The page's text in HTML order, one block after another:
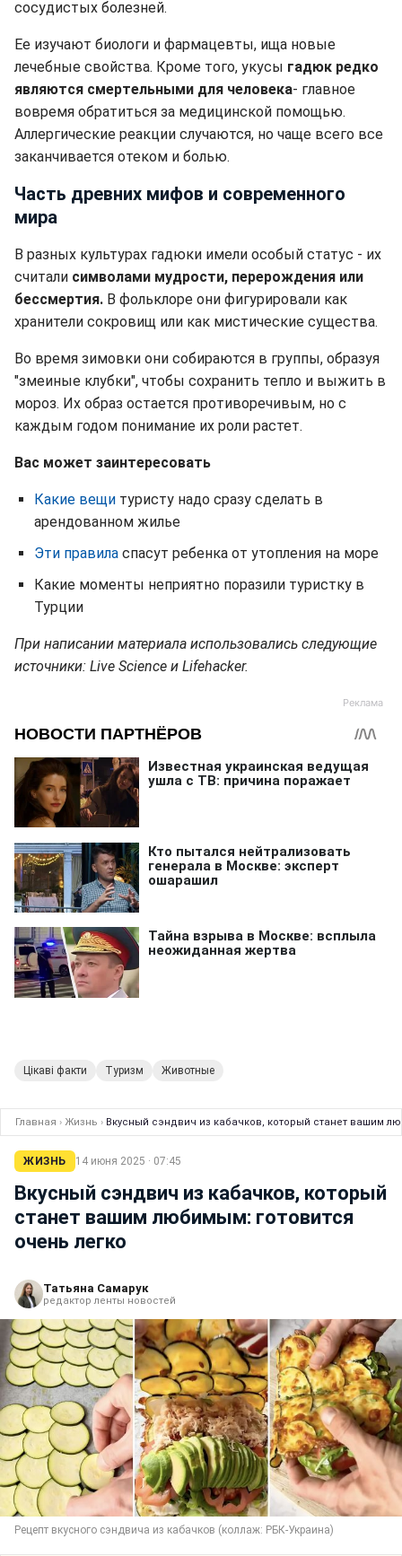
сосудистых болезней.
Ее изучают биологи и фармацевты, ища новые
лечебные свойства. Кроме того, укусы гадюк редко
являются смертельными для человека- главное
вовремя обратиться за медицинской помощью.
Аллергические реакции случаются, но чаще всего все
заканчивается отеком и болью.
Часть древних мифов и современного
мира
В разных культурах гадюки имели особый статус - их
считали символами мудрости, перерождения или
бессмертия. В фольклоре они фигурировали как
хранители сокровищ или как мистические существа.
Во время зимовки они собираются в группы, образуя
"змеиные клубки", чтобы сохранить тепло и выжить в
мороз. Их образ остается противоречивым, но с
каждым годом понимание их роли растет.
Вас может заинтересовать
Какие вещи туристу надо сразу сделать в
арендованном жилье
Эти правила спасут ребенка от утопления на море
Какие моменты неприятно поразили туристку в
Турции
При написании материала использовались следующие
источники: Live Science и Lifehacker.
Цікаві факти Туризм Животные
Главная › Жизнь › Вкусный сэндвич из кабачков, который станет вашим
ЖИЗНЬ 14 июня 2025 · 07:45
Вкусный сэндвич из кабачков, который
станет вашим любимым: готовится
очень легко
Татьяна Самарук
редактор ленты новостей
Рецепт вкусного сэндвича из кабачков (коллаж: РБК-Украина)